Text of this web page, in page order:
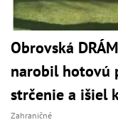
Obrovská
narobil hotovú
strčenie a išiel
Zahraničné